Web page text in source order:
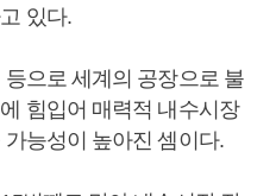
있다.
으로 세계의 공장으로 불
힘입어 매력적 내수시장
능성이 높아진 셈이다.